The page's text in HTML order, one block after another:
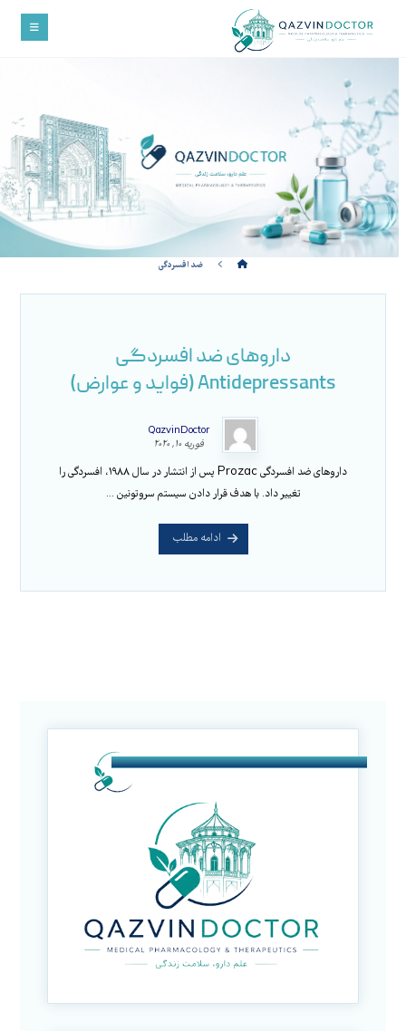
ضد افسردگی
داروهای ضد افسردگی
Antidepressants (فواید و عوارض)
QazvinDoctor
فوریه ۱۰, ۲۰۲۰
داروهای ضد افسردگی Prozac پس از انتشار در سال ۱۹۸۸، افسردگی را
تغییر داد. با هدف قرار دادن سیستم سروتونین ...
ادامه مطلب